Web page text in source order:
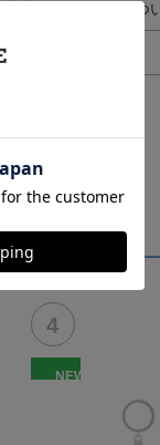
ギフト対応につ
NEW